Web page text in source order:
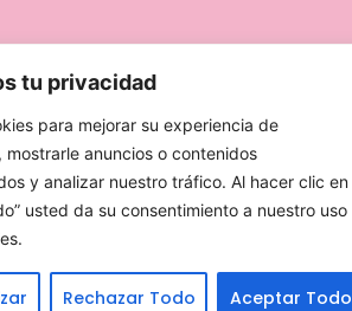
tu privacidad
para mejorar su experiencia de
mostrarle anuncios o contenidos
y analizar nuestro tráfico. Al hacer clic en
usted da su consentimiento a nuestro uso
Rechazar Todo Aceptar Todo
en
Ofertas
Caja Viajera